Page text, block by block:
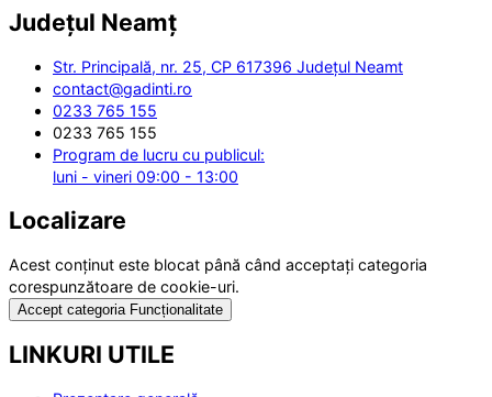
Județul Neamț
Str. Principală, nr. 25, CP 617396 Județul Neamt
contact@gadinti.ro
0233 765 155
0233 765 155
Program de lucru cu publicul:
luni - vineri 09:00 - 13:00
Localizare
Acest conținut este blocat până când acceptați categoria
corespunzătoare de cookie-uri.
Accept categoria Funcționalitate
LINKURI UTILE